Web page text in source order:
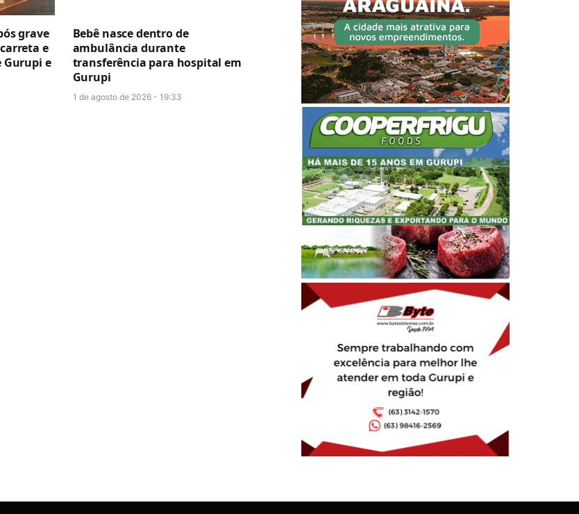
grave
e
Gurupi e
Bebê nasce dentro de
ambulância durante
transferência para hospital em
Gurupi
1 de agosto de 2026 - 19:33